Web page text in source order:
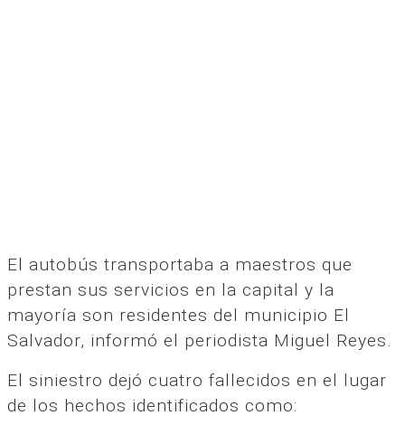
El autobús transportaba a maestros que
prestan sus servicios en la capital y la
mayoría son residentes del municipio El
Salvador, informó el periodista Miguel Reyes.
El siniestro dejó cuatro fallecidos en el lugar
de los hechos identificados como: